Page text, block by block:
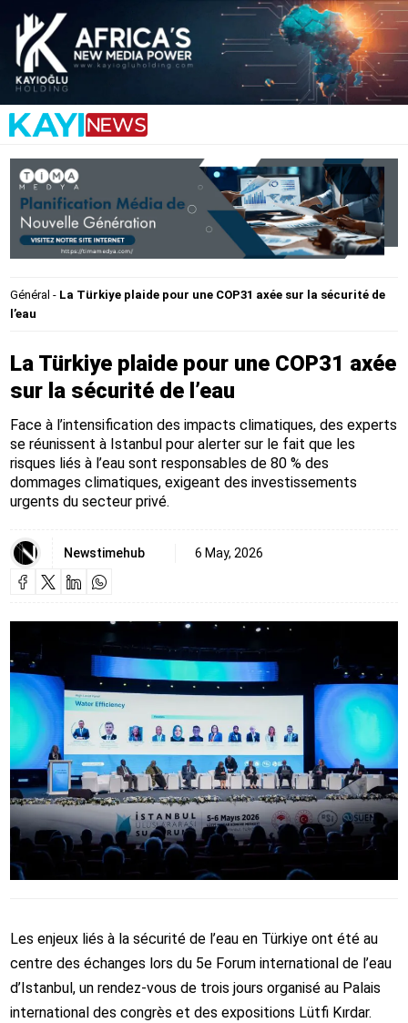
Général - La Türkiye plaide pour une COP31 axée sur la sécurité de
l’eau
La Türkiye plaide pour une COP31 axée
sur la sécurité de l’eau
Face à l’intensification des impacts climatiques, des experts
se réunissent à Istanbul pour alerter sur le fait que les
risques liés à l’eau sont responsables de 80 % des
dommages climatiques, exigeant des investissements
urgents du secteur privé.
Newstimehub 6 May, 2026
Les enjeux liés à la sécurité de l’eau en Türkiye ont été au
centre des échanges lors du 5e Forum international de l’eau
d’Istanbul, un rendez‑vous de trois jours organisé au Palais
international des congrès et des expositions Lütfi Kırdar.